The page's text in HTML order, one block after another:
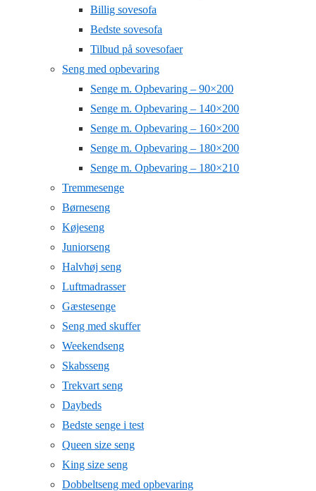
Billig sovesofa
Bedste sovesofa
Tilbud på sovesofaer
Seng med opbevaring
Senge m. Opbevaring – 90×200
Senge m. Opbevaring – 140×200
Senge m. Opbevaring – 160×200
Senge m. Opbevaring – 180×200
Senge m. Opbevaring – 180×210
Tremmesenge
Børneseng
Køjeseng
Juniorseng
Halvhøj seng
Luftmadrasser
Gæstesenge
Seng med skuffer
Weekendseng
Skabsseng
Trekvart seng
Daybeds
Bedste senge i test
Queen size seng
King size seng
Dobbeltseng med opbevaring